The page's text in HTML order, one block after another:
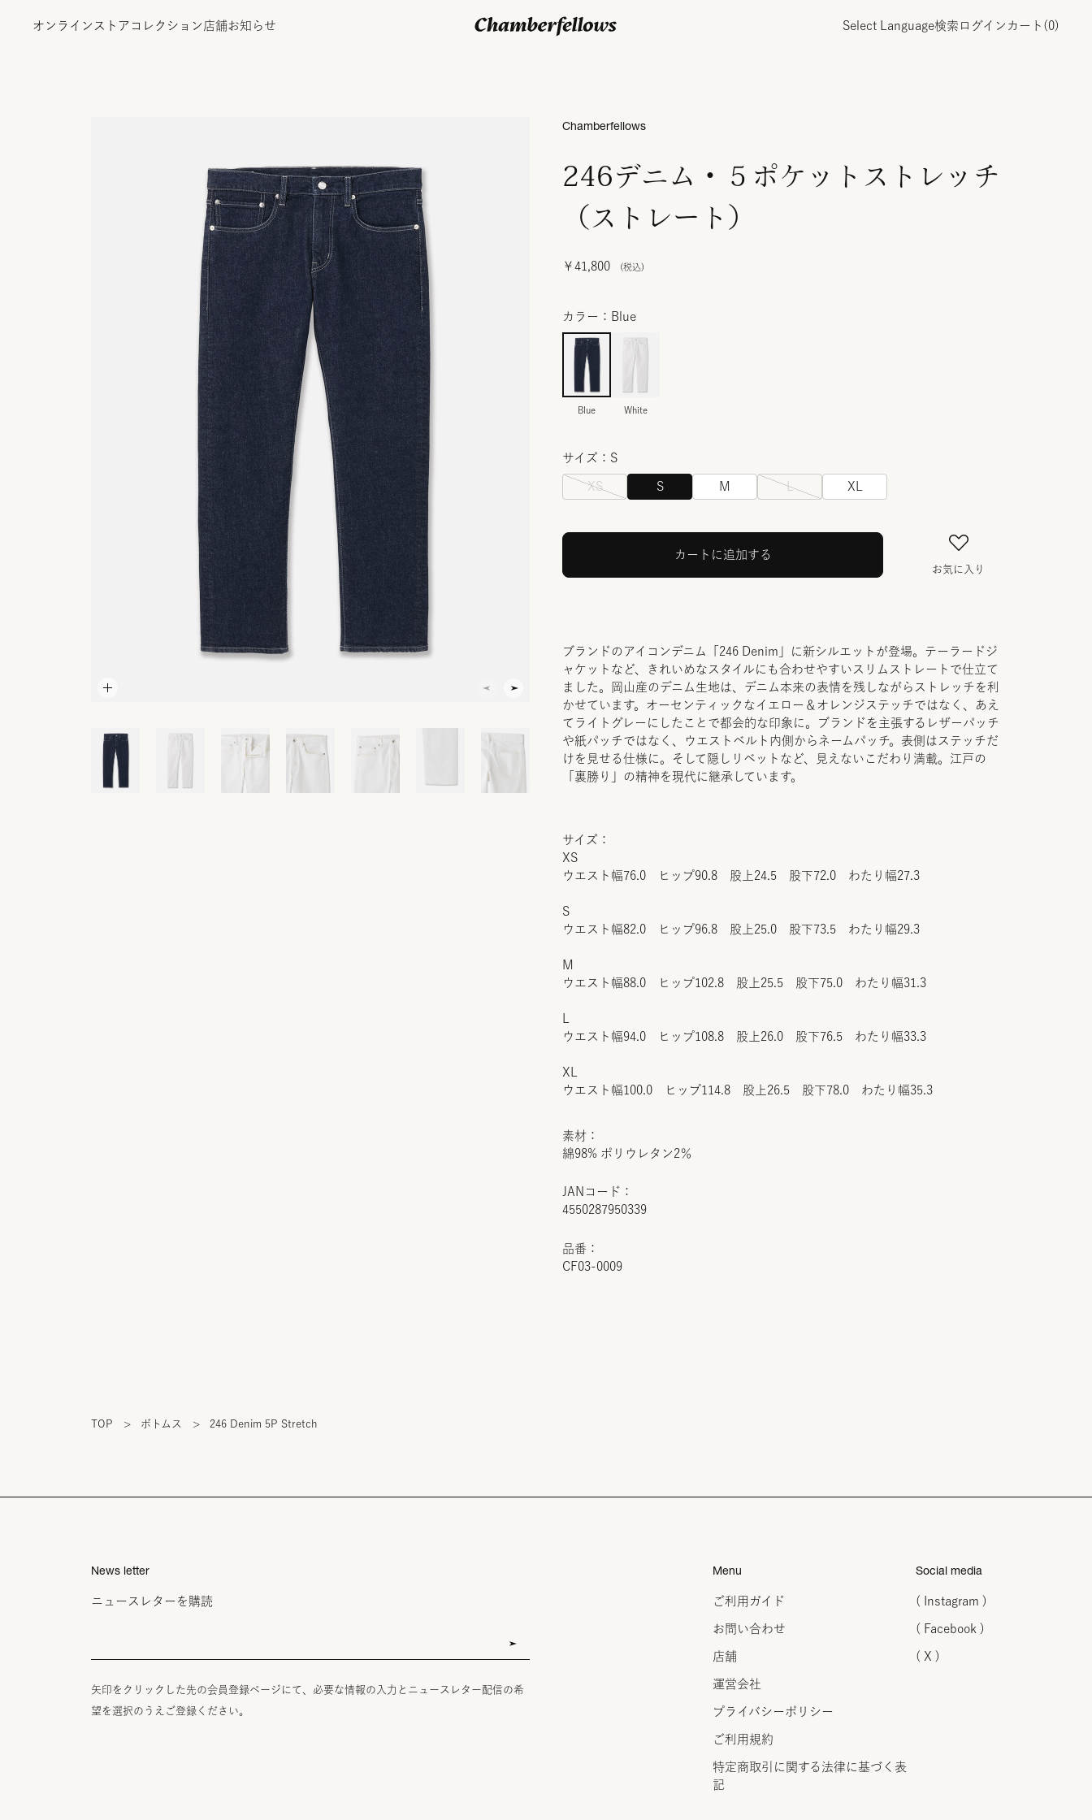
オンラインストア コレクション 店舗お知らせ Select Language検索 ログイン カート( 0)
246デニム・５ポケットストレッチ
（ストレート）
￥41,800
JANコード：
4550287950339
品番：
CF03-0009
Chamberfellows
カラー：Blue
Blue White
サイズ：S
XS S M L XL
カートに追加する
お気に入り
ブランドのアイコンデニム「246 Denim」に新シルエットが登場。テーラードジ
ャケットなど、きれいめなスタイルにも合わせやすいスリムストレートで仕立て
ました。岡山産のデニム生地は、デニム本来の表情を残しながらストレッチを利
かせています。オーセンティックなイエロー＆オレンジステッチではなく、あえ
てライトグレーにしたことで都会的な印象に。ブランドを主張するレザーパッチ
や紙パッチではなく、ウエストベルト内側からネームパッチ。表側はステッチだ
けを見せる仕様に。そして隠しリベットなど、見えないこだわり満載。江戸の
「裏勝り」の精神を現代に継承しています。
サイズ：
XS
ウエスト幅76.0 ヒップ90.8 股上24.5 股下72.0 わたり幅27.3
S
ウエスト幅82.0 ヒップ96.8 股上25.0 股下73.5 わたり幅29.3
M
ウエスト幅88.0 ヒップ102.8 股上25.5 股下75.0 わたり幅31.3
ウエスト幅94.0 ヒップ108.8 股上26.0 股下76.5 わたり幅33.3
XL
ウエスト幅100.0 ヒップ114.8 股上26.5 股下78.0 わたり幅35.3
素材：
綿98% ポリウレタン2％
TOP > ボトムス > 246 Denim 5P Stretch
News letter
ニュースレターを購読
矢印をクリックした先の会員登録ページにて、必要な情報の入力とニュースレター配信の希
望を選択のうえご登録ください。
Menu
ご利用ガイド
お問い合わせ
店舗
運営会社
プライバシーポリシー
ご利用規約
特定商取引に関する法律に 基づく表
記
Social media
( Instagram )
( Facebook )
( X )